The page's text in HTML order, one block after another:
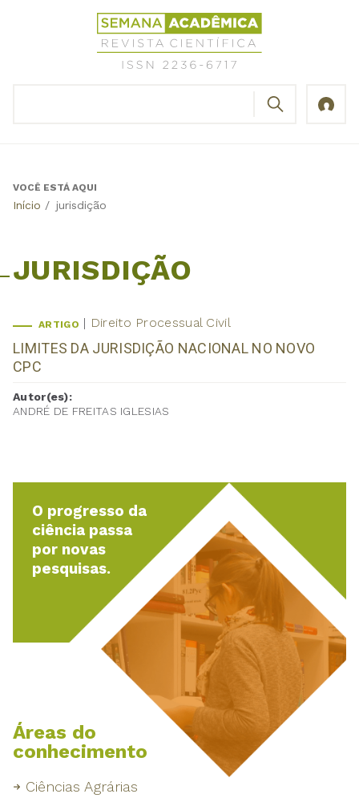
Revista
Científica
Semana
Back
VOCÊ ESTÁ AQUI
Início / jurisdição
JURISDIÇÃO
ARTIGO Direito Processual Civil
LIMITES DA JURISDIÇÃO NACIONAL NO NOVO
CPC
Autor(es):
ANDRÉ DE FREITAS IGLESIAS
O progresso da
ciência passa
por novas
pesquisas.
Áreas do
conhecimento
Ciências Agrárias